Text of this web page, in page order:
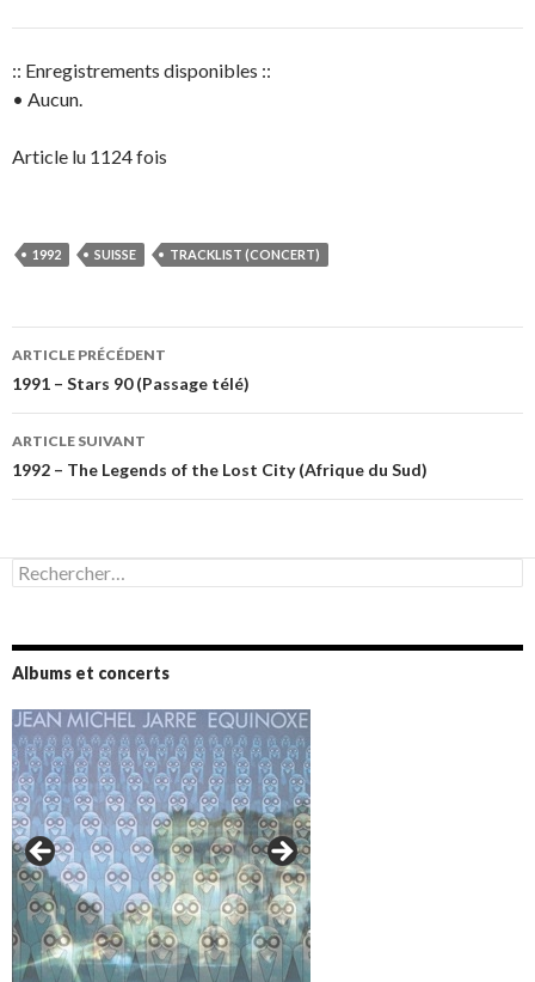
:: Enregistrements disponibles ::
• Aucun.
Article lu 1124 fois
1992 SUISSE TRACKLIST (CONCERT)
Navigation
des
articles
ARTICLE PRÉCÉDENT
1991 – Stars 90 (Passage télé)
ARTICLE SUIVANT
1992 – The Legends of the Lost City (Afrique du Sud)
Rechercher :
Albums et concerts